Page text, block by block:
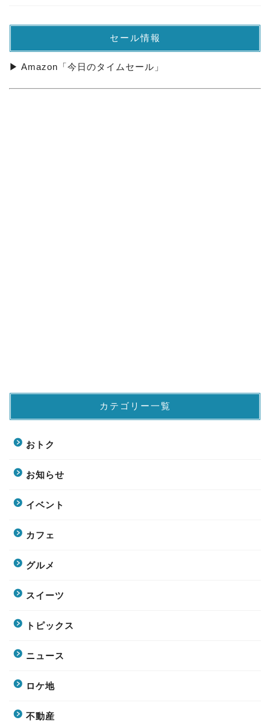
セール情報
▶ Amazon「今日のタイムセール」
カテゴリー一覧
おトク
お知らせ
イベント
カフェ
グルメ
スイーツ
トピックス
ニュース
ロケ地
不動産